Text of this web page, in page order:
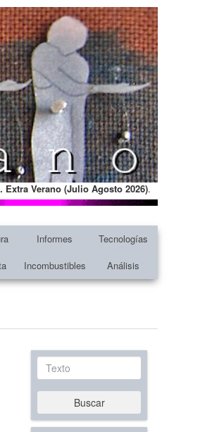
Extra Verano (Julio Agosto 2026).
Informes
Tecnologías
Incombustibles Análisis
Texto
Buscar